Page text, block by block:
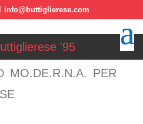
info@buttiglierese.com
MO.DE.R.N.A. PER